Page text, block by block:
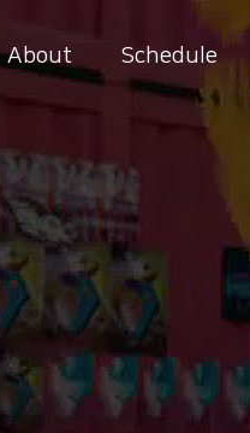
About Schedule